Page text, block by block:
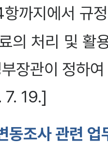
까지에서 규
의 처리 및 활
장관이 정하
7. 19.]
조사 관련 업